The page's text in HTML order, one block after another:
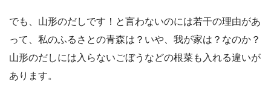
でも、山形のだしです！と言わないのには若干の理由があ
って、私のふるさとの青森は？いや、我が家は？なのか？
山形のだしには入らないごぼうなどの根菜も入れる違いが
あります。